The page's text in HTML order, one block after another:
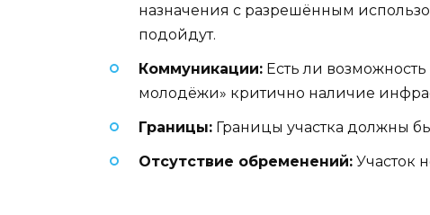
назначения с разрешённым
подойдут.
Коммуникации: Есть ли
молодёжи» критично наличие
Границы: Границы участка должны
Отсутствие обременений: Участок